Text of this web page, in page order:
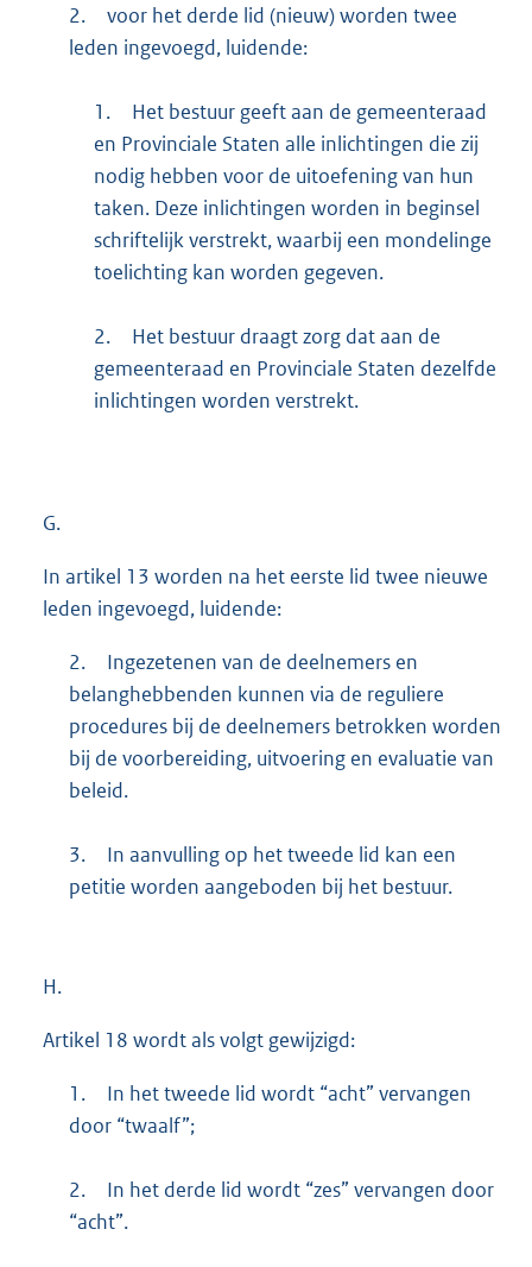
2.
voor het derde lid (nieuw) worden twee
leden ingevoegd, luidende:
1.
Het bestuur geeft aan de gemeenteraad
en Provinciale Staten alle inlichtingen die zij
nodig hebben voor de uitoefening van hun
taken. Deze inlichtingen worden in beginsel
schriftelijk verstrekt, waarbij een mondelinge
toelichting kan worden gegeven.
2.
Het bestuur draagt zorg dat aan de
gemeenteraad en Provinciale Staten dezelfde
inlichtingen worden verstrekt.
G.
In artikel 13 worden na het eerste lid twee nieuwe
leden ingevoegd, luidende:
2.
Ingezetenen van de deelnemers en
belanghebbenden kunnen via de reguliere
procedures bij de deelnemers betrokken worden
bij de voorbereiding, uitvoering en evaluatie van
beleid.
3.
In aanvulling op het tweede lid kan een
petitie worden aangeboden bij het bestuur.
H.
Artikel 18 wordt als volgt gewijzigd:
1.
In het tweede lid wordt “acht” vervangen
door “twaalf”;
2.
In het derde lid wordt “zes” vervangen door
“acht”.